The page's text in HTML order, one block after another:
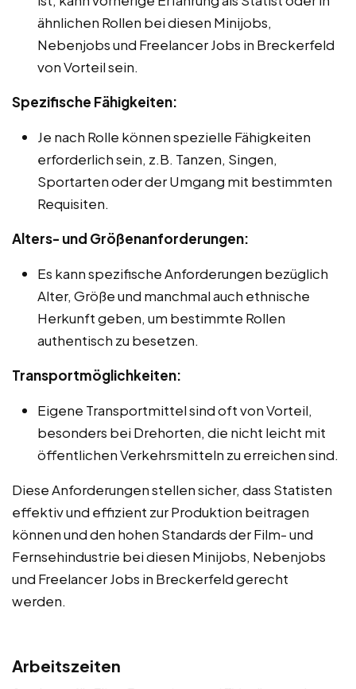
ähnlichen Rollen bei diesen Minijobs,
Nebenjobs und Freelancer Jobs in Breckerfeld
von Vorteil sein.
Spezifische Fähigkeiten:
Je nach Rolle können spezielle Fähigkeiten
erforderlich sein, z.B. Tanzen, Singen,
Sportarten oder der Umgang mit bestimmten
Requisiten.
Alters- und Größenanforderungen:
Es kann spezifische Anforderungen bezüglich
Alter, Größe und manchmal auch ethnische
Herkunft geben, um bestimmte Rollen
authentisch zu besetzen.
Transportmöglichkeiten:
Eigene Transportmittel sind oft von Vorteil,
besonders bei Drehorten, die nicht leicht mit
öffentlichen Verkehrsmitteln zu erreichen sind.
Diese Anforderungen stellen sicher, dass Statisten
effektiv und effizient zur Produktion beitragen
können und den hohen Standards der Film- und
Fernsehindustrie bei diesen Minijobs, Nebenjobs
und Freelancer Jobs in Breckerfeld gerecht
werden.
Arbeitszeiten